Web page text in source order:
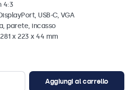
4:3
USB-C, VGA
parete, incasso
x 223 x 44 mm
Aggiungi al carrello